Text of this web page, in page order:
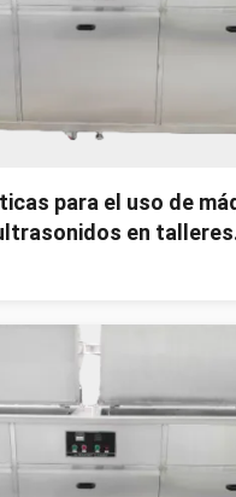
para el uso de
en talleres